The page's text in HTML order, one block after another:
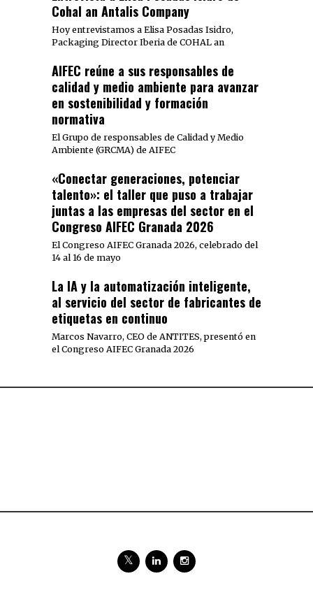
Cohal an Antalis Company
Hoy entrevistamos a Elisa Posadas Isidro,
Packaging Director Iberia de COHAL an
AIFEC reúne a sus responsables de
calidad y medio ambiente para avanzar
en sostenibilidad y formación
normativa
El Grupo de responsables de Calidad y Medio
Ambiente (GRCMA) de AIFEC
«Conectar generaciones, potenciar
talento»: el taller que puso a trabajar
juntas a las empresas del sector en el
Congreso AIFEC Granada 2026
El Congreso AIFEC Granada 2026, celebrado del
14 al 16 de mayo
La IA y la automatización inteligente,
al servicio del sector de fabricantes de
etiquetas en continuo
Marcos Navarro, CEO de ANTITES, presentó en
el Congreso AIFEC Granada 2026